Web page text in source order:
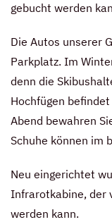
gebucht werden
Die Autos unserer
Parkplatz. Im
denn die
Hochfügen
Abend bewahren
Schuhe können im
Neu eingerichtet
Infrarotkabine, der
werden kann.